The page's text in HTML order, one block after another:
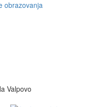
obrazovanja
Valpovo